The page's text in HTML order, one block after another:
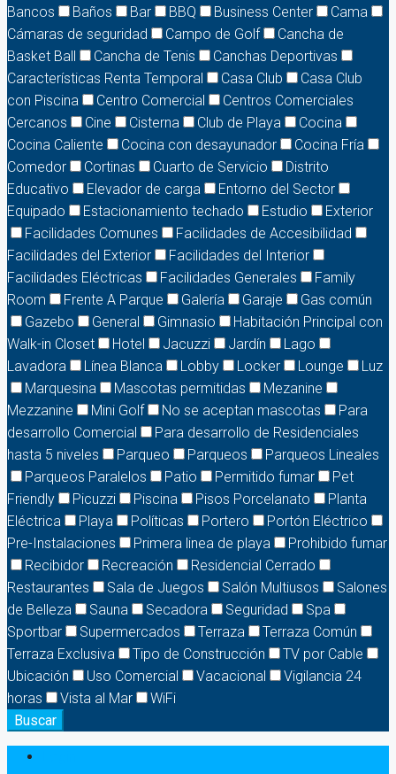
Bancos
Baños Bar BBQ Business Center
Cama
Cámaras de seguridad
Campo de Golf
Cancha de
Basket Ball
Cancha de Tenis
Canchas Deportivas
Características Renta Temporal
Casa Club
Casa Club
con Piscina
Centro Comercial
Centros Comerciales
Cercanos
Cine Cisterna Club de Playa
Cocina
Cocina Caliente
Cocina con desayunador
Cocina Fría
Comedor
Cortinas Cuarto de Servicio
Distrito
Educativo
Elevador de carga
Entorno del Sector
Equipado
Estacionamiento techado Estudio
Exterior
Facilidades Comunes
Facilidades de Accesibilidad
Facilidades del Exterior
Facilidades del Interior
Facilidades Eléctricas
Facilidades Generales
Family
Room
Frente A Parque Galería Garaje
Gas común
Gazebo
General Gimnasio
Habitación Principal con
Walk-in Closet
Hotel Jacuzzi Jardín
Lago
Lavadora
Línea Blanca Lobby Locker Lounge
Luz
Marquesina
Mascotas permitidas
Mezanine
Mezzanine
Mini Golf No se aceptan mascotas
Para
desarrollo Comercial
Para desarrollo de Residenciales
hasta 5 niveles
Parqueo Parqueos
Parqueos Lineales
Parqueos Paralelos
Patio Permitido fumar
Pet
Friendly
Picuzzi Piscina Pisos Porcelanato
Planta
Eléctrica
Playa Políticas Portero
Portón Eléctrico
Pre-Instalaciones
Primera linea de playa
Prohibido fumar
Recibidor
Recreación
Residencial Cerrado
Restaurantes
Sala de Juegos Salón Multiusos
Salones
de Belleza
Sauna Secadora Seguridad
Spa
Sportbar
Supermercados Terraza
Terraza Común
Terraza Exclusiva
Tipo de Construcción
TV por Cable
Ubicación
Uso Comercial Vacacional
Vigilancia 24
horas
Vista al Mar
WiFi
Buscar